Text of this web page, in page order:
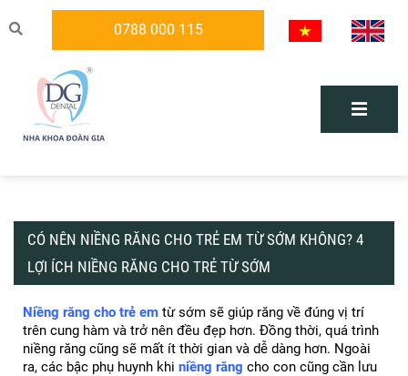
0788 000 115
CÓ NÊN NIỀNG RĂNG CHO TRẺ EM TỪ SỚM KHÔNG? 4
LỢI ÍCH NIỀNG RĂNG CHO TRẺ TỪ SỚM
Niềng răng cho trẻ em từ sớm sẽ giúp răng về đúng vị trí
trên cung hàm và trở nên đều đẹp hơn. Đồng thời, quá trình
niềng răng cũng sẽ mất ít thời gian và dễ dàng hơn. Ngoài
ra, các bậc phụ huynh khi niềng răng cho con cũng cần lưu